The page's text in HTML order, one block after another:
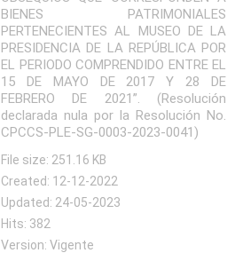
BIENES PATRIMONIALES
PERTENECIENTES AL MUSEO DE LA
PRESIDENCIA DE LA REPÚBLICA POR
EL PERIODO COMPRENDIDO ENTRE EL
15 DE MAYO DE 2017 Y 28 DE
FEBRERO DE 2021”. (Resolución
declarada nula por la Resolución No.
CPCCS-PLE-SG-0003-2023-0041)
File size: 251.16 KB
Created: 12-12-2022
Updated: 24-05-2023
Hits: 382
Version: Vigente